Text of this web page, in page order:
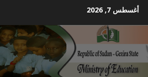
أغسطس 7, 2026